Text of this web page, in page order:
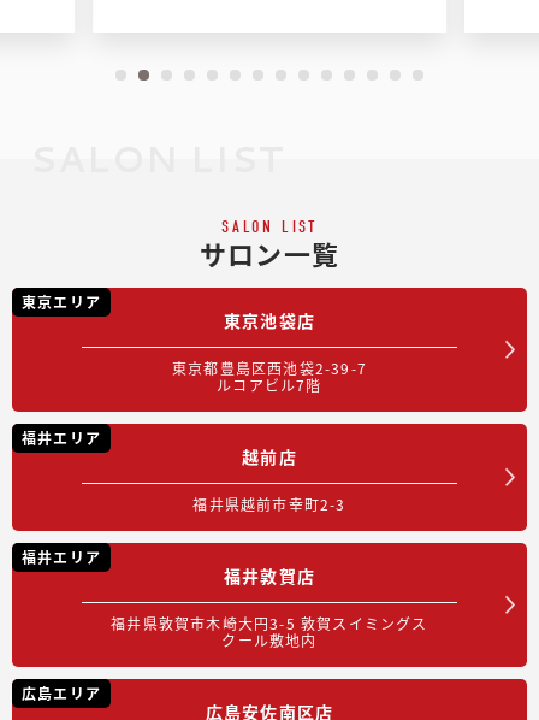
SALON LIST
サロン一覧
東京エリア
東京池袋店
東京都豊島区西池袋2-39-7
ルコアビル7階
福井エリア
越前店
福井県越前市幸町2-3
福井エリア
福井敦賀店
福井県敦賀市木崎大円3-5 敦賀スイミングス
クール敷地内
広島エリア
広島安佐南区店